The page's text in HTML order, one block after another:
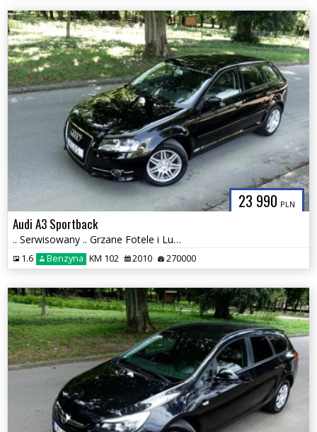
23 990 PLN
Audi A3 Sportback
.. Serwisowany .. Grzane Fotele i Lusterka .. Klimatyzacja .. Stan BDB
1.6 Benzyna KM 102 2010 270000